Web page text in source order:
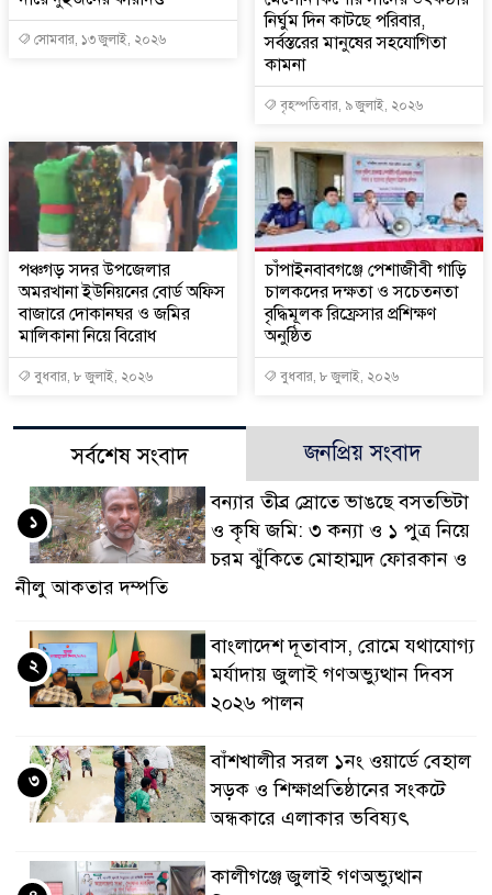
সোমবার, ১৩ জুলাই, ২০২৬
নির্ঘুম দিন কাটছে পরিবার,
সর্বস্তরের মানুষের সহযোগিতা
কামনা
বৃহস্পতিবার, ৯ জুলাই, ২০২৬
পঞ্চগড় সদর উপজেলার
অমরখানা ইউনিয়নের বোর্ড অফিস
বাজারে দোকানঘর ও জমির
মালিকানা নিয়ে বিরোধ
বুধবার, ৮ জুলাই, ২০২৬
চাঁপাইনবাবগঞ্জে পেশাজীবী গাড়ি
চালকদের দক্ষতা ও সচেতনতা
বৃদ্ধিমূলক রিফ্রেসার প্রশিক্ষণ
অনুষ্ঠিত
বুধবার, ৮ জুলাই, ২০২৬
সর্বশেষ সংবাদ জনপ্রিয় সংবাদ
বন্যার তীব্র স্রোতে ভাঙছে বসতভিটা
ও কৃষি জমি: ৩ কন্যা ও ১ পুত্র নিয়ে
চরম ঝুঁকিতে মোহাম্মদ ফোরকান ও
নীলু আকতার দম্পতি
১
বাংলাদেশ দূতাবাস, রোমে যথাযোগ্য
মর্যাদায় জুলাই গণঅভ্যুত্থান দিবস
২০২৬ পালন
২
বাঁশখালীর সরল ১নং ওয়ার্ডে বেহাল
সড়ক ও শিক্ষাপ্রতিষ্ঠানের সংকটে
অন্ধকারে এলাকার ভবিষ্যৎ
৩
কালীগঞ্জে জুলাই গণঅভ্যুত্থান